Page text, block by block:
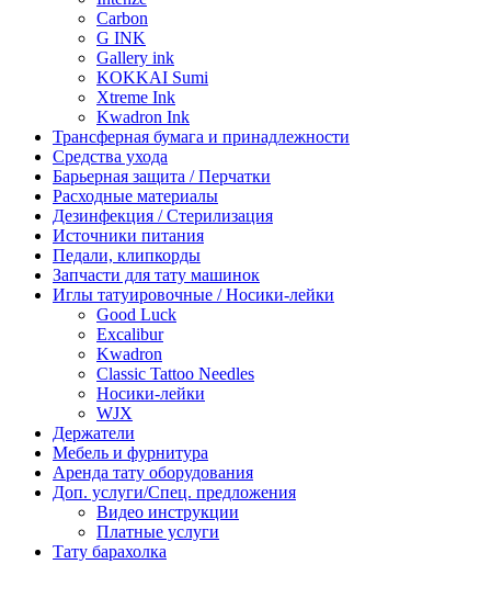
Carbon
G INK
Gallery ink
KOKKAI Sumi
Xtreme Ink
Kwadron Ink
Трансферная бумага и принадлежности
Средства ухода
Барьерная защита / Перчатки
Расходные материалы
Дезинфекция / Стерилизация
Источники питания
Педали, клипкорды
Запчасти для тату машинок
Иглы татуировочные / Носики-лейки
Good Luck
Excalibur
Kwadron
Classic Tattoo Needles
Носики-лейки
WJX
Держатели
Мебель и фурнитура
Аренда тату оборудования
Доп. услуги/Спец. предложения
Видео инструкции
Платные услуги
Тату барахолка